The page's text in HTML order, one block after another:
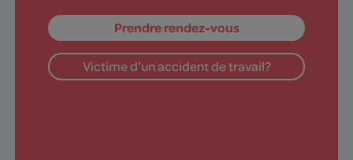
Prendre rendez-vous
Victime d’un accident de travail?